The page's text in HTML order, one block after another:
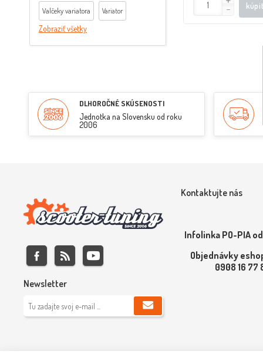
Valčeky variatora Variator
Zobraziť všetky
DLHOROČNÉ SKÚSENOSTI
Jednotka na Slovensku od roku
2006
Newsletter
Kontaktujte nás
Infolinka PO-PIA
Objednávky
0908 16 77